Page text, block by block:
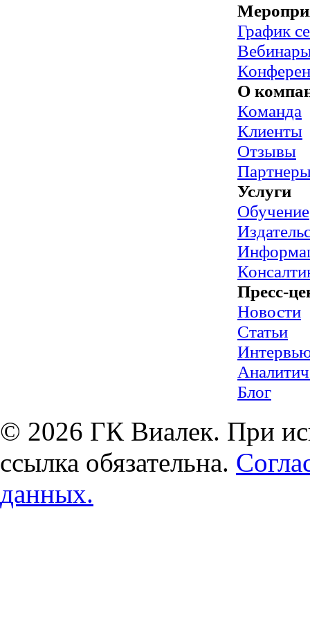
График
О
Команда
Клиенты
Отзывы
Услуги
Обучение
Пресс-
Новости
Статьи
Блог
© 2026 ГК Виалек. При
ссылка обязательна.
данных.